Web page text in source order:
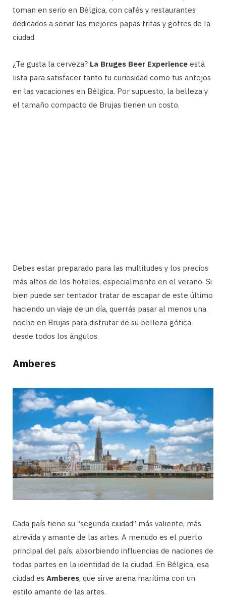
toman en serio en Bélgica, con cafés y restaurantes
dedicados a servir las mejores papas fritas y gofres de la
ciudad.
¿Te gusta la cerveza? La Bruges Beer Experience está
lista para satisfacer tanto tu curiosidad como tus antojos
en las vacaciones en Bélgica. Por supuesto, la belleza y
el tamaño compacto de Brujas tienen un costo.
Debes estar preparado para las multitudes y los precios
más altos de los hoteles, especialmente en el verano. Si
bien puede ser tentador tratar de escapar de este último
haciendo un viaje de un día, querrás pasar al menos una
noche en Brujas para disfrutar de su belleza gótica
desde todos los ángulos.
Amberes
Cada país tiene su “segunda ciudad” más valiente, más
atrevida y amante de las artes. A menudo es el puerto
principal del país, absorbiendo influencias de naciones de
todas partes en la identidad de la ciudad. En Bélgica, esa
ciudad es Amberes, que sirve arena marítima con un
estilo amante de las artes.